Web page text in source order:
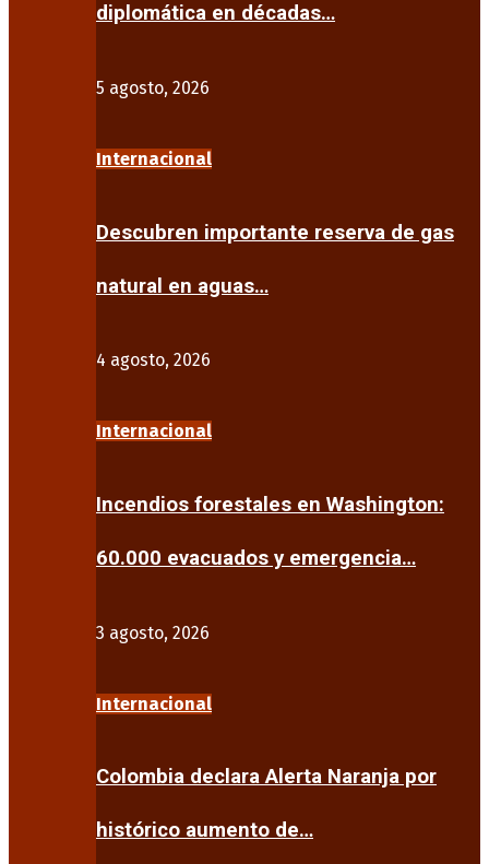
diplomática en décadas…
5 agosto, 2026
Internacional
Descubren importante reserva de gas
natural en aguas…
4 agosto, 2026
Internacional
Incendios forestales en Washington:
60.000 evacuados y emergencia…
3 agosto, 2026
Internacional
Colombia declara Alerta Naranja por
histórico aumento de…